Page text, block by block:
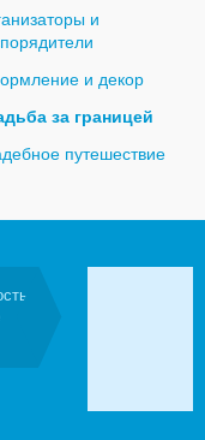
и
и декор
за границей
путешествие